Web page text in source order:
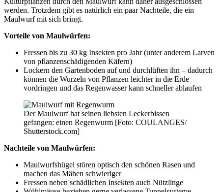
werden. Trotzdem gibt es natürlich ein paar Nachteile, die ein
Maulwurf mit sich bringt.
Vorteile von Maulwürfen:
Fressen bis zu 30 kg Insekten pro Jahr (unter anderem Larven
von pflanzenschädigenden Käfern)
Lockern den Gartenboden auf und durchlüften ihn – dadurch
können die Wurzeln von Pflanzen leichter in die Erde
vordringen und das Regenwasser kann schneller ablaufen
Der Maulwurf hat seinen liebsten Leckerbissen
gefangen: einen Regenwurm [Foto: COULANGES/
Shutterstock.com]
Nachteile von Maulwürfen:
Maulwurfshügel stören optisch den schönen Rasen und
machen das Mähen schwieriger
Fressen neben schädlichen Insekten auch Nützlinge